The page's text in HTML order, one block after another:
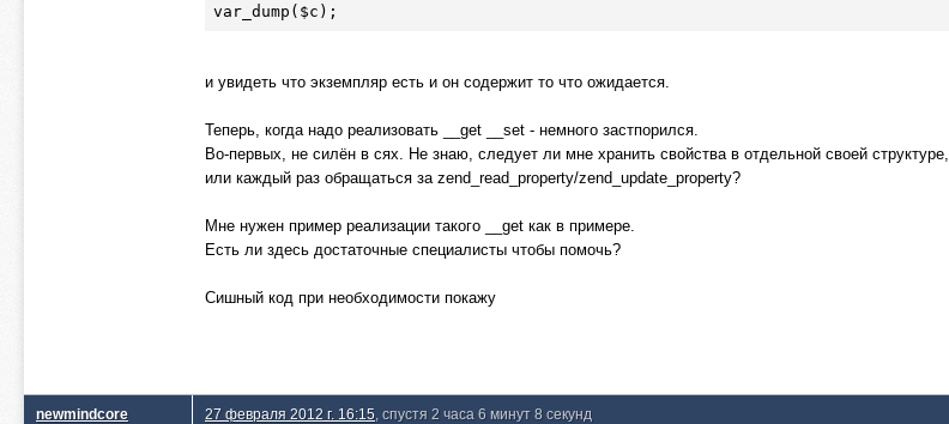
var_dump( $c
и увидеть что экземпляр есть и он содержит то что ожидается.
Теперь, когда надо реализовать __get __set - немного застпорился.
Во-первых, не силён в сях. Не знаю, следует ли мне хранить свойства в отдельной своей структуре,
или каждый раз обращаться за zend_read_property/zend_update_property?
Мне нужен пример реализации такого __get как в примере.
Есть ли здесь достаточные специалисты чтобы помочь?
Сишный код при необходимости покажу
newmindcore 27 февраля 2012 г. 16:15 , спустя 2 часа 6 минут 8 секунд